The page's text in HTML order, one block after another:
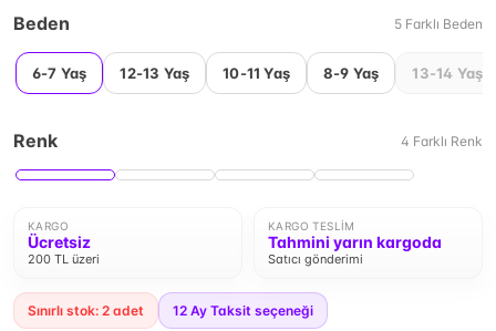
Beden 5 Farklı Beden
6-7 Yaş 12-13 Yaş 10-11 Yaş 8-9 Yaş 13-14 Yaş
Renk 4 Farklı Renk
KARGO
Ücretsiz
200 TL üzeri
KARGO TESLIM
Tahmini yarın kargoda
Satıcı gönderimi
Sınırlı stok: 2 adet 12 Ay Taksit seçeneği